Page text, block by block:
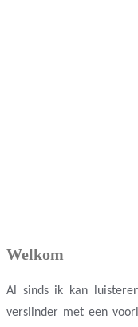
Welkom
Al sinds ik kan
verslinder met een